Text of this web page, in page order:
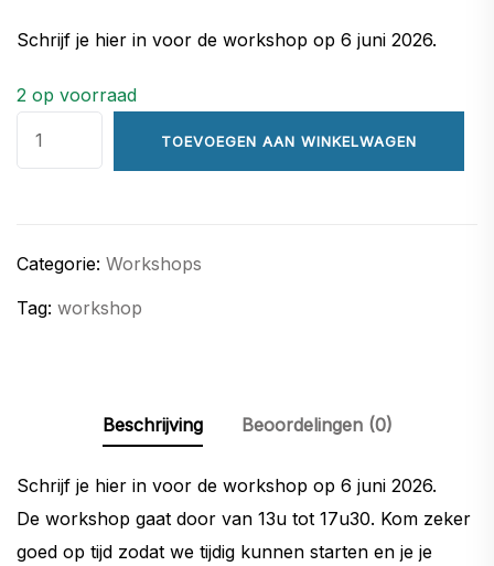
Schrijf je hier in voor de workshop op 6 juni 2026.
2 op voorraad
juni
TOEVOEGEN AAN WINKELWAGEN
Categorie: Workshops
Tag: workshop
Beschrijving Beoordelingen (0)
Schrijf je hier in voor de workshop op 6 juni 2026.
De workshop gaat door van 13u tot 17u30. Kom zeker
goed op tijd zodat we tijdig kunnen starten en je je